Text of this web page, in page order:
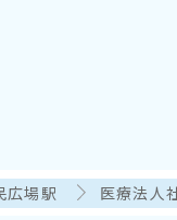
広場駅 医療法人